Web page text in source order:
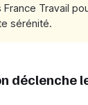
Travail
sérénité.
déclenche